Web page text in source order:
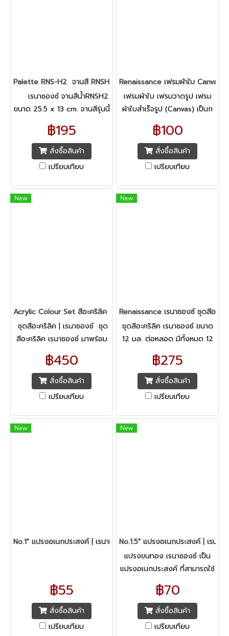
Palette RNS-H2 จานสี RNSH2 | เรนาซองซ์
เรนาซองซ์ จานสีนํ้าRNSH2
ขนาด 25.5 x 13 cm. จานสีรุ่นนี้
เป็นจานสีที่เหมาะสำหรับทั้งสีน้ำ
สีอะคริลิคและสีโปสเตอร์
฿195
สั่งซื้อสินค้า
เปรียบเทียบ
Renaissance เฟรมผ้าใบ Canvas
เฟรมผ้าใบ เฟรมวาดรูป เฟรม
ผ้าใบสำเร็จรูป (Canvas) เป็นก
รอบไม้สี่เหลี่ยมขอบบางที่ขึงให้
ตึงด้วยผ้าสีขาวครีม (เป็นผ้าเนื้อ
ค่อนข้างหนา)
฿100
สั่งซื้อสินค้า
เปรียบเทียบ
New
Acrylic Colour Set สีอะคริลิค 24สี เรนาซองซ์ 12 มล.
ชุดสีอะคริลิค | เรนาซองซ์ ชุด
สีอะคริลิค เรนาซองซ์ มาพร้อม
กับเนื้อสีที่มีความละเอียดสูง
เหมาะกับการใช้งานระดับมือ
อาชีพ สามารถระบายได้ในทุกพื้น
ผิว
฿450
สั่งซื้อสินค้า
เปรียบเทียบ
New
Renaissance เรนาซองซ์ ชุดสีอะค
ชุดสีอะคริลิค เรนาซองซ์ ขนาด
12 มล. ต่อหลอด มีทั้งหมด 12
สี ถูกบรรจุอยู่ในหลอด
อะลูมิเนียมที่มีความแข็งแรงใช้
งานง่าย
฿275
สั่งซื้อสินค้า
เปรียบเทียบ
New
No.1" แปรงอเนกประสงค์ | เรนาซองซ์
฿55
สั่งซื้อสินค้า
เปรียบเทียบ
New
No.1.5" แปรงอเนกประสงค์ | เรนาซ
แปรงขนทอง เรนาซองซ์ เป็น
แปรงอเนกประสงค์ ที่สามารถใช้
งานได้อย่างหลากหลายรูปแบบ
ทั้งศิลปะ เทคนิคสีน้ำ, สีอะคริลิค,
สีเทมพาร่า,
฿70
สั่งซื้อสินค้า
เปรียบเทียบ